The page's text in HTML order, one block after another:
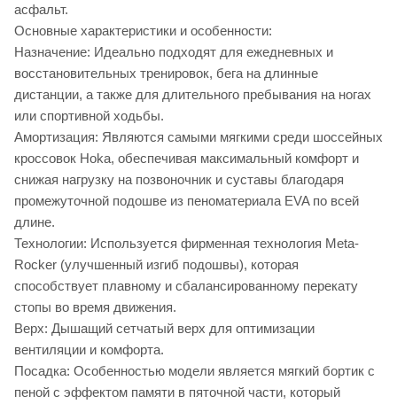
асфальт.
Основные характеристики и особенности:
Назначение: Идеально подходят для ежедневных и
восстановительных тренировок, бега на длинные
дистанции, а также для длительного пребывания на ногах
или спортивной ходьбы.
Амортизация: Являются самыми мягкими среди шоссейных
кроссовок Hoka, обеспечивая максимальный комфорт и
снижая нагрузку на позвоночник и суставы благодаря
промежуточной подошве из пеноматериала EVA по всей
длине.
Технологии: Используется фирменная технология Meta-
Rocker (улучшенный изгиб подошвы), которая
способствует плавному и сбалансированному перекату
стопы во время движения.
Верх: Дышащий сетчатый верх для оптимизации
вентиляции и комфорта.
Посадка: Особенностью модели является мягкий бортик с
пеной с эффектом памяти в пяточной части, который